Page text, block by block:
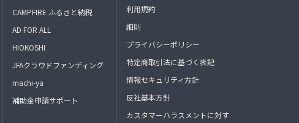
CAMPFIRE ふるさと納税
AD FOR ALL
HIOKOSHI
JFAクラウドファンディング
machi-ya
補助金申請サポート
利用規約
細則
プライバシーポリシー
特定商取引法に基づく表記
情報セキュリティ方針
反社基本方針
カスタマーハラスメントに対す